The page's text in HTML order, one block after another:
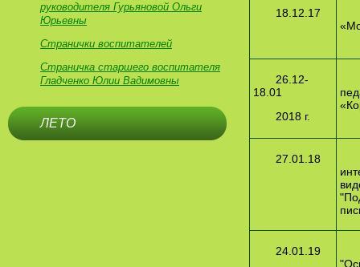
руководителя Гурьяновой Ольги
Юрьевны
Странички воспитателей
Страничка старшего воспитателя
Гладченко Юлии Вадимовны
ЛЕТО
18.12.17
26.12-
18.01
2018 г.
27.01.18
24.01.19